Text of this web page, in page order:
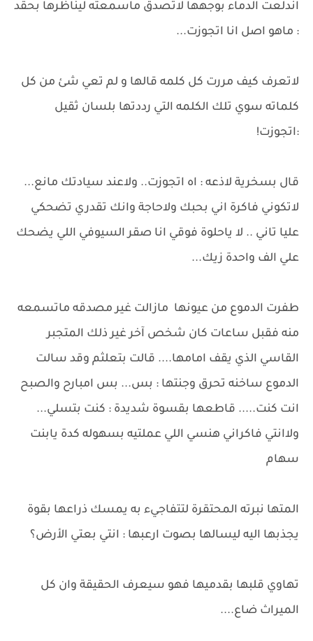
اندلعت الدماء بوجهها لاتصدق ماسمعته ليناظرها بحقد
: ماهو اصل انا اتجوزت...
لاتعرف كيف مررت كل كلمه قالها و لم تعي شئ من كل
كلماته سوي تلك الكلمه التي رددتها بلسان ثقيل
:اتجوزت!
قال بسخرية لاذعه : اه اتجوزت.. ولاعند سيادتك مانع...
لاتكوني فاكرة اني بحبك ولاحاجة وانك تقدري تضحكي
عليا تاني .. لا ياحلوة فوقي انا صقر السيوفي اللي يضحك
علي الف واحدة زيك...
طفرت الدموع من عيونها مازالت غير مصدقه ماتسمعه
منه فقبل ساعات كان شخص آخر غير ذلك المتجبر
القاسي الذي يقف امامها.... قالت بتعلثم وقد سالت
الدموع ساخنه تحرق وجنتها : بس... بس امبارح والصبح
انت كنت..... قاطعها بقسوة شديدة : كنت بتسلي...
ولاانتي فاكراني هنسي اللي عملتيه بسهوله كدة يابنت
سهام
المتها نبرته المحتقرة لتتفاجيء به يمسك ذراعها بقوة
يجذبها اليه ليسالها بصوت ارعبها : انتي بعتي الأرض؟
تهاوي قلبها بقدميها فهو سيعرف الحقيقة وان كل
الميراث ضاع....